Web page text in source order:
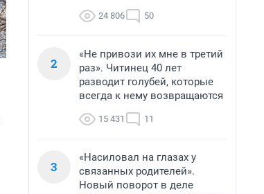
24 806 50
2
«Не привози их мне в третий
раз». Читинец 40 лет
разводит голубей, которые
всегда к нему возвращаются
15 431 11
3
«Насиловал на глазах у
связанных родителей».
Новый поворот в деле